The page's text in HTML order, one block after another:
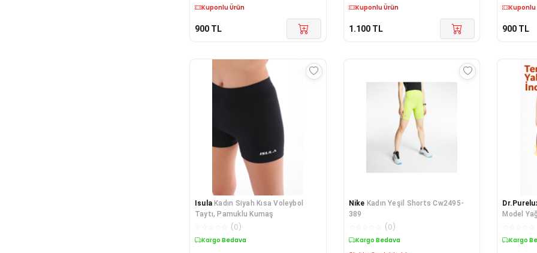
Kuponlu Ürün
900 TL
Kuponlu Ürün
1.100 TL
Kuponlu
900 TL
Isula Kadın Siyah Kısa Voleybol
Taytı, Pamuklu Kumaş
(0)
Kargo Bedava
Nike Kadın Yeşil Shorts Cw2495-
389
(0)
Kargo Bedava
Model
Beden
Kargo